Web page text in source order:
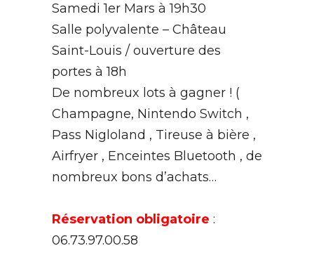
Samedi 1er Mars à 19h30
Salle polyvalente – Château
Saint-Louis / ouverture des
portes à 18h
De nombreux lots à gagner ! (
Champagne, Nintendo Switch ,
Pass Nigloland , Tireuse à bière ,
Airfryer , Enceintes Bluetooth , de
nombreux bons d’achats…
Réservation obligatoire :
06.73.97.00.58